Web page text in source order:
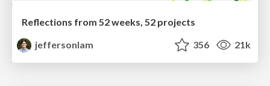
Reflections from 52 weeks, 52 projects
jeffersonlam
356 21k